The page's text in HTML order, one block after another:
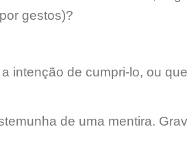
gestos)?
intenção de cumpri-lo, ou
de uma mentira.